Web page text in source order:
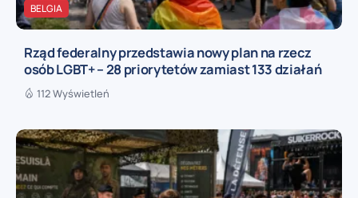
BELGIA
Rząd federalny przedstawia nowy plan na rzecz
osób LGBT+ – 28 priorytetów zamiast 133 działań
112 Wyświetleń